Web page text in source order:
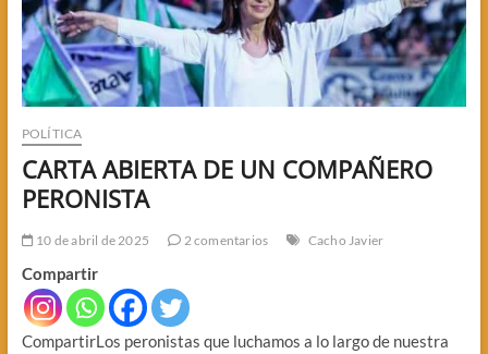
POLÍTICA
CARTA ABIERTA DE UN COMPAÑERO
PERONISTA
10 de abril de 2025 2 comentarios Cacho Javier
Compartir
CompartirLos peronistas que luchamos a lo largo de nuestra